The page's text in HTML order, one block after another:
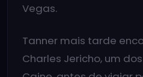
Vegas.
Tanner mais tarde
Charles Jericho, um